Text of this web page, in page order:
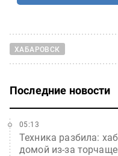
ХАБАРОВСК
Последние новости
Техника разбила:
домой из-за
05:13